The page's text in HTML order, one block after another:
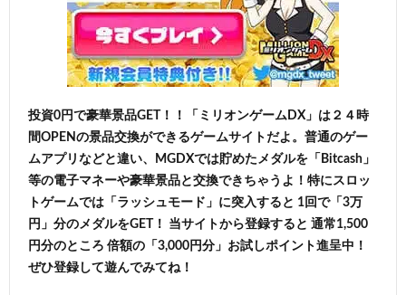
投資0円で豪華景品GET！！「ミリオンゲームDX」は２４時
間OPENの景品交換ができるゲームサイトだよ。普通のゲー
ムアプリなどと違い、MGDXでは貯めたメダルを「Bitcash」
等の電子マネーや豪華景品と交換できちゃうよ！特にスロッ
トゲームでは「ラッシュモード」に突入すると 1回で「3万
円」分のメダルをGET！ 当サイトから登録すると 通常1,500
円分のところ 倍額の「3,000円分」お試しポイント進呈中！
ぜひ登録して遊んでみてね！